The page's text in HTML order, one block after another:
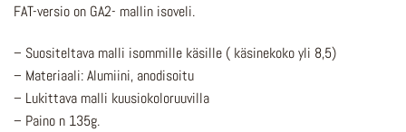
FAT-versio on GA2- mallin isoveli.
– Suositeltava malli isommille käsille ( käsinekoko yli 8,5)
– Materiaali: Alumiini, anodisoitu
– Lukittava malli kuusiokoloruuvilla
– Paino n 135g.